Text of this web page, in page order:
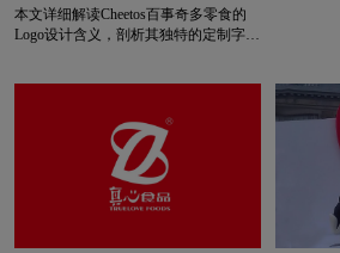
利口酒logo设计 零售logo设计
L字母汉字酒店logo
亮特效logo设计
本文详细解读Cheetos百事奇多零食的
Logo设计含义，剖析其独特的定制字
凭借酥脆口感、标志性吉祥物猎豹
Chester及持续创新的产品策略，畅销全
球的品牌历程。